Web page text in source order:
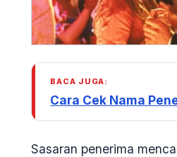
BACA JUGA:
Cara Cek Nama
Sasaran penerima